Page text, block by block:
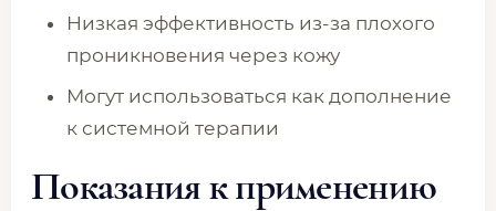
Низкая эффективность из-за плохого
проникновения через кожу
Могут использоваться как дополнение
к системной терапии
Показания к применению